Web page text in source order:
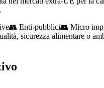
👥 Enti-pubblici👥 Micro
sicurezza alimentare o